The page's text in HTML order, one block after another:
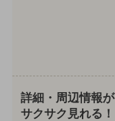
詳細・周辺情報が
サクサク見れる！